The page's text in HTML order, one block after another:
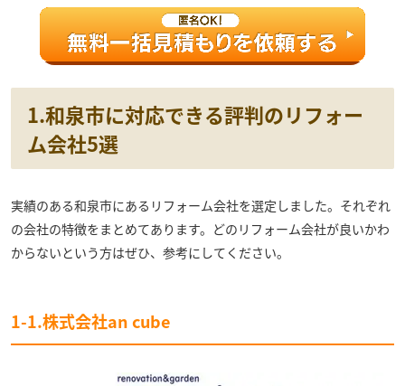
1.和泉市に対応できる評判のリフォー
ム会社5選
実績のある和泉市にあるリフォーム会社を選定しました。それぞれ
の会社の特徴をまとめてあります。どのリフォーム会社が良いかわ
からないという方はぜひ、参考にしてください。
1-1.株式会社an cube